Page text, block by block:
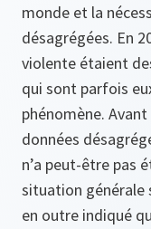
monde et la
désagrégées. En
violente étaient
qui sont parfois
phénomène.
données
n’a peut-être pas
situation générale
en outre indiqué